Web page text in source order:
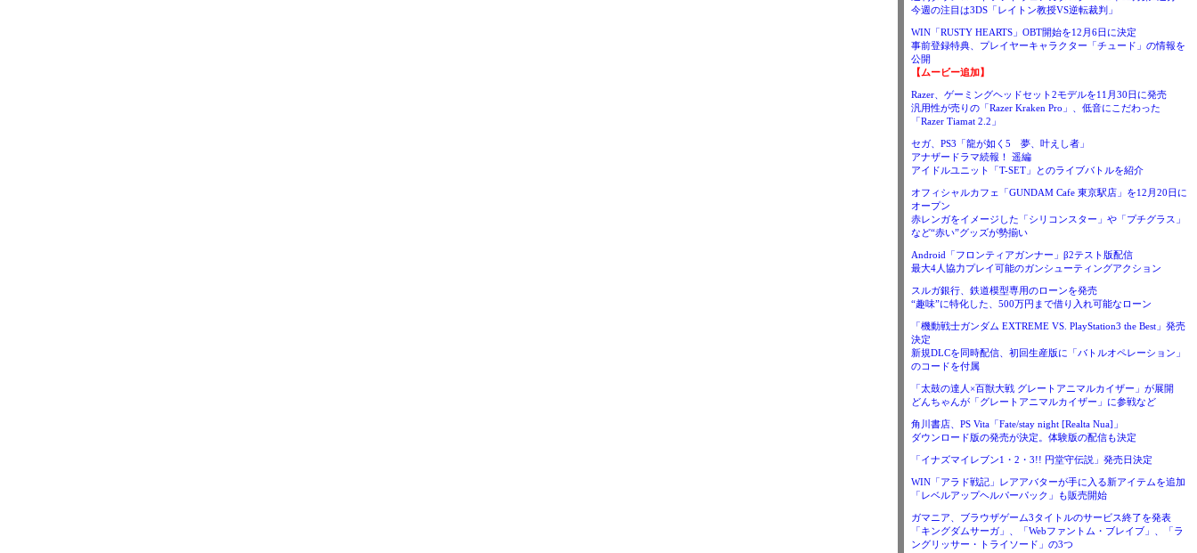
今週の注目は3DS「レイトン教授VS逆転裁判」
WIN「RUSTY HEARTS」OBT開始を12月6日に決定
事前登録特典、プレイヤーキャラクター「チュード」の情報を
公開
【ムービー追加】
Razer、ゲーミングヘッドセット2モデルを11月30日に発売
汎用性が売りの「Razer Kraken Pro」、低音にこだわった
「Razer Tiamat 2.2」
セガ、PS3「龍が如く5 夢、叶えし者」
アナザードラマ続報！ 遥編
アイドルユニット「T-SET」とのライブバトルを紹介
オフィシャルカフェ「GUNDAM Cafe 東京駅店」を12月20日に
オープン
赤レンガをイメージした「シリコンスター」や「プチグラス」
など“赤い”グッズが勢揃い
Android「フロンティアガンナー」β2テスト版配信
最大4人協力プレイ可能のガンシューティングアクション
スルガ銀行、鉄道模型専用のローンを発売
“趣味”に特化した、500万円まで借り入れ可能なローン
「機動戦士ガンダム EXTREME VS. PlayStation3 the Best」発売
決定
新規DLCを同時配信、初回生産版に「バトルオペレーション」
のコードを付属
「太鼓の達人×百獣大戦 グレートアニマルカイザー」が展開
どんちゃんが「グレートアニマルカイザー」に参戦など
角川書店、PS Vita「Fate/stay night [Realta Nua]」
ダウンロード版の発売が決定。体験版の配信も決定
「イナズマイレブン1・2・3!! 円堂守伝説」発売日決定
WIN「アラド戦記」レアアバターが手に入る新アイテムを追加
「レベルアップヘルパーパック」も販売開始
ガマニア、ブラウザゲーム3タイトルのサービス終了を発表
「キングダムサーガ」、「Webファントム・ブレイブ」、「ラ
ングリッサー・トライソード」の3つ